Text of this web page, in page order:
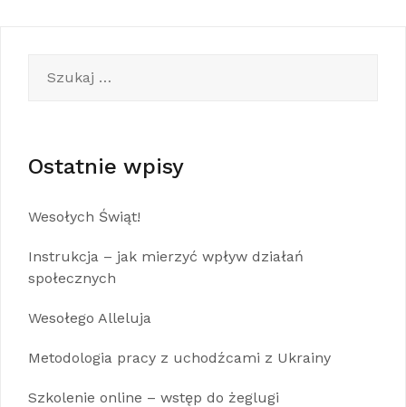
Ostatnie wpisy
Wesołych Świąt!
Instrukcja – jak mierzyć wpływ działań
społecznych
Wesołego Alleluja
Metodologia pracy z uchodźcami z Ukrainy
Szkolenie online – wstęp do żeglugi